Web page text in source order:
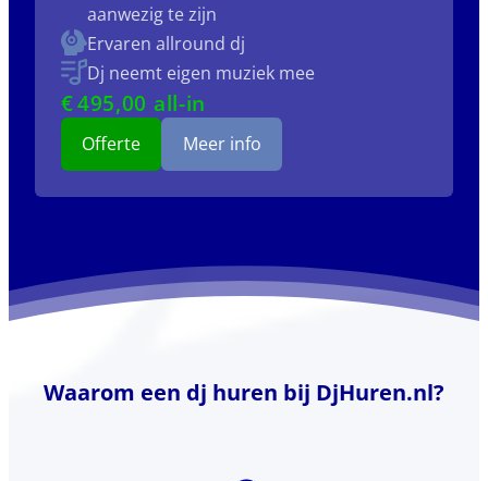
aanwezig te zijn
Ervaren allround dj
Dj neemt eigen muziek mee
€495,00 all-in
Offerte Meer info
Waarom een dj huren bij DjHuren.nl?